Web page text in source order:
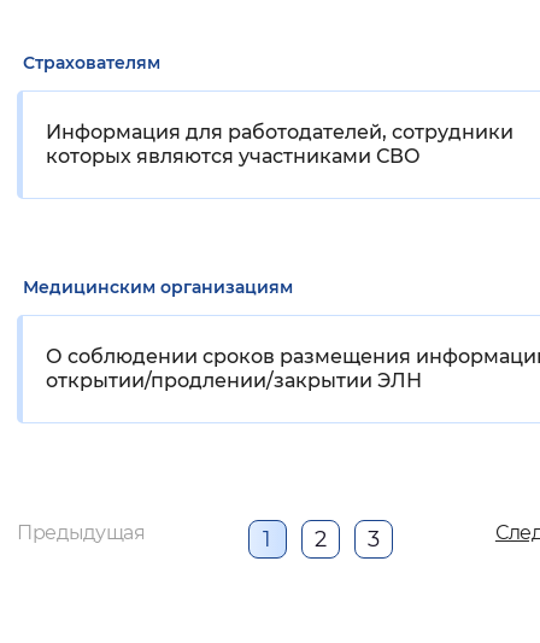
Страхователям
Информация для работодателей, сотрудники
которых являются участниками СВО
Медицинским организациям
О соблюдении сроков размещения
открытии/продлении/закрытии ЭЛН
Предыдущая 1 2 3